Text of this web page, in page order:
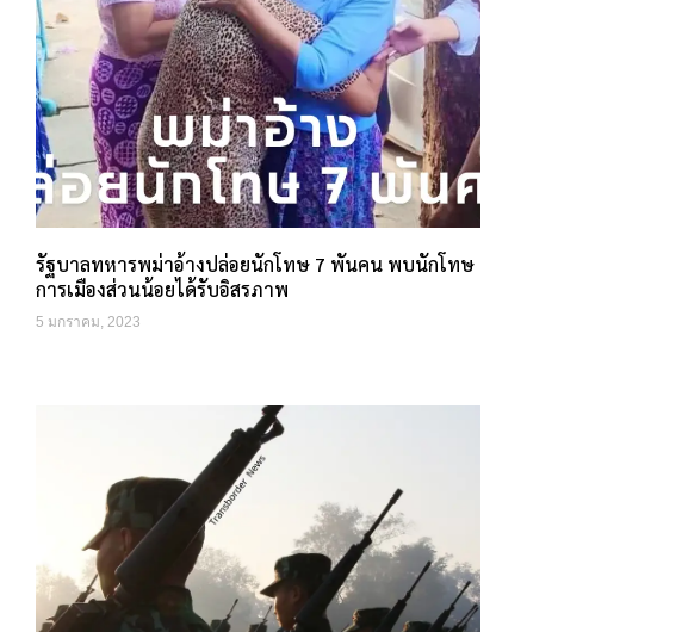
รัฐบาลทหารพม่าอ้างปล่อยนักโทษ 7 พันคน พบนักโทษ
การเมืองส่วนน้อยได้รับอิสรภาพ
5 มกราคม, 2023